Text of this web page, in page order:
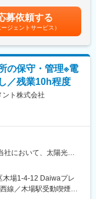
運営権を持つことで設
営化は国内空港におい
道の空の歴史」を、年
共にきりひらいていく
くわくする方にとって
事現場の安全管理を行
内勤
の対策・施工の状況・
中症対策など）
負担にて資格取得が可
が、これまでの実績と
記です。
募依頼する
ージェントサービス）
の保守・管理※電
／残業10h程度
ト株式会社
社において、太陽光発
木場1-4-12 Daiwaプレ
線／木場駅受動喫煙対